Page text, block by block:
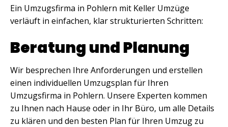
Ein Umzugsfirma in Pohlern mit Keller Umzüge
verläuft in einfachen, klar strukturierten Schritten:
Beratung und Planung
Wir besprechen Ihre Anforderungen und erstellen
einen individuellen Umzugsplan für Ihren
Umzugsfirma in Pohlern. Unsere Experten kommen
zu Ihnen nach Hause oder in Ihr Büro, um alle Details
zu klären und den besten Plan für Ihren Umzug zu